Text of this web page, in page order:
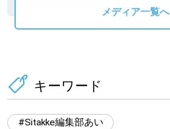
メディア一覧へ
キーワード
Sitakke編集部あい